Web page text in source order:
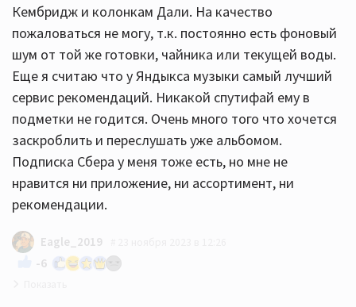
Кембридж и колонкам Дали. На качество
пожаловаться не могу, т.к. постоянно есть фоновый
шум от той же готовки, чайника или текущей воды.
Еще я считаю что у Яндыкса музыки самый лучший
сервис рекомендаций. Никакой спутифай ему в
подметки не годится. Очень много того что хочется
заскроблить и переслушать уже альбомом.
Подписка Сбера у меня тоже есть, но мне не
нравится ни приложение, ни ассортимент, ни
рекомендации.
Eagle_2019
-6